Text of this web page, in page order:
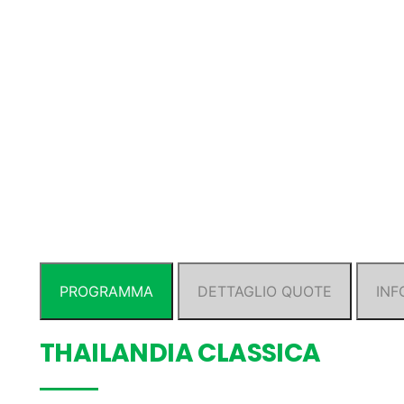
PROGRAMMA DETTAGLIO QUOTE
THAILANDIA CLASSICA